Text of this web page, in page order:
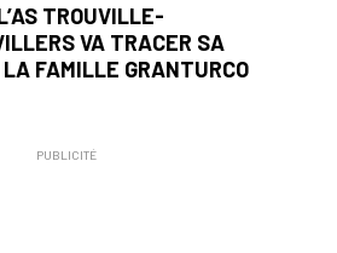
TROUVILLE-
VA TRACER SA
FAMILLE GRANTURCO
PUBLICITÉ